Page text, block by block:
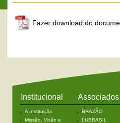
Fazer download do
Institucional
A Instituição
Missão, Visão e
Associados
BRAZÃO
LUBRASIL